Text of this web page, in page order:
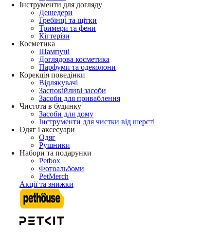
Інструменти для догляду
Дешедери
Гребінці та щітки
Тримери та фени
Кігтерізи
Косметика
Шампуні
Доглядова косметика
Парфуми та одеколони
Корекція поведінки
Відлякувачі
Заспокійливі засоби
Засоби для приваблення
Чистота в будинку
Засоби для дому
Інструменти для чистки від шерсті
Одяг і аксесуари
Одяг
Рушники
Набори та подарунки
Petbox
Фотоальбоми
PetMerch
Акції та знижки